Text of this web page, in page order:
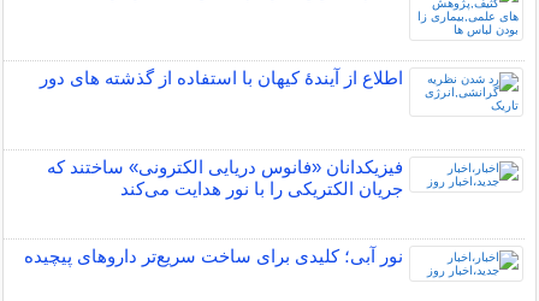
اطلاع از آیندۀ کیهان با استفاده از گذشته ­های دور
فیزیکدانان «فانوس دریایی الکترونی» ساختند که
جریان الکتریکی را با نور هدایت می‌کند
نور آبی؛ کلیدی برای ساخت سریع‌تر داروهای پیچیده